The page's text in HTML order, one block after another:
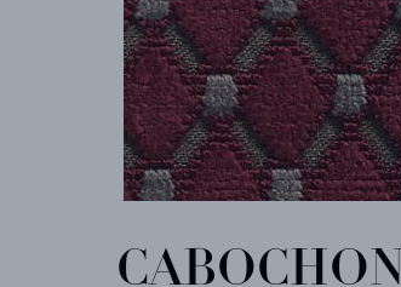
REFERENCES
PROFESSIONALS
CABOCHON